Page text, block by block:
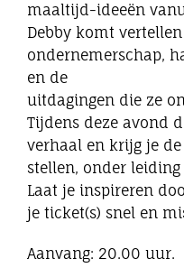
maaltijd-ideeën
Debby komt
ondernemerschap,
en de
uitdagingen die ze
Tijdens deze avond
verhaal en krijg je
stellen, onder
Laat je inspireren
je ticket(s) snel en
Aanvang: 20.00 uur.